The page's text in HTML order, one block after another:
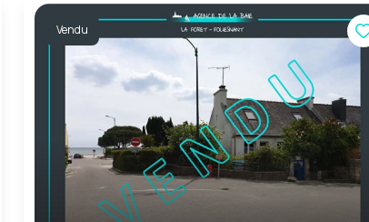
Vendu